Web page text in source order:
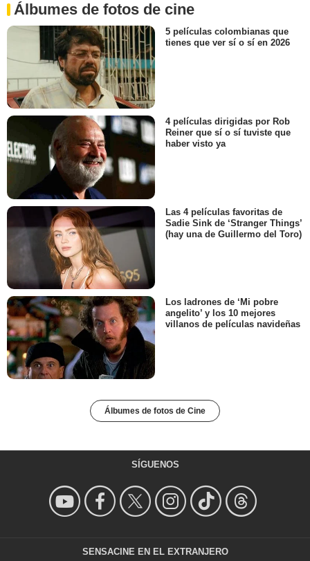
Álbumes de fotos de cine
5 películas colombianas que
tienes que ver sí o sí en 2026
4 películas dirigidas por Rob
Reiner que sí o sí tuviste que
haber visto ya
Las 4 películas favoritas de
Sadie Sink de ‘Stranger Things’
(hay una de Guillermo del Toro)
Los ladrones de ‘Mi pobre
angelito’ y los 10 mejores
villanos de películas navideñas
Álbumes de fotos de Cine
SÍGUENOS
SENSACINE EN EL EXTRANJERO